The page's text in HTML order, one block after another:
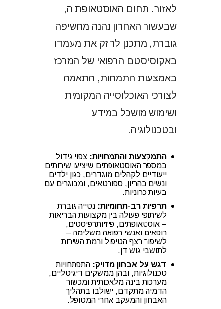
לאזור. תחום האוסטאופתיה,
שבעשור האחרון נהנה מחשיפה
גוברת, מתכנן לחזק את מעמדו
באקוסיסטם הרפואי של המרכז
באמצעות התמחות, התאמה
לצורכי האוכלוסייה המקומית
ושימוש מושכל במידע
ובטכנולוגיה.
התמקצעות והתמחויות: צפוי גידול
במספר האוסטאופתים שיציעו שירותים
ייעודיים לקהלים מוגדרים, כגון ילדים
ונשים בהריון, ספורטאים, ומבוגרים עם
בעיות כרוניות.
תרפיות רב-תחומיות: נטייה גוברת
לשיתופי פעולה בין מקצועות הבריאות
– אוסטאופתים, פיזיותרפיסטים,
רופאים ואנשי רפואה משלימה –
לשיפור רצף הטיפול ורמת השירות
לתושבי גוש דן.
דגש על אבחון מדויק: התפתחויות
טכנולוגיות, ובהן ממשקים דיגיטליים,
מערכות בינה מלאכותית ומכשור
הדמיה מתקדם, ישולבו בתהליך
האבחון והמעקב אחרי המטופל.